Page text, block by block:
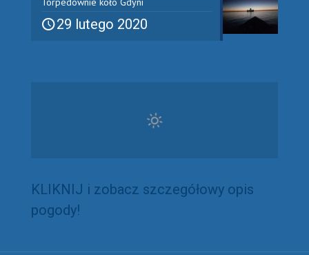
29 lutego 2020
KLIKNIJ i zobacz szczegółowy opis
pogody!